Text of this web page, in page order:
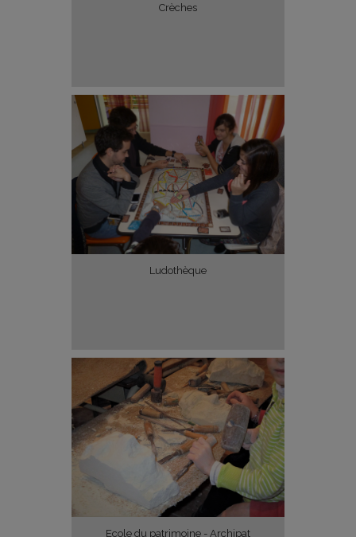
Crèches
Ludothèque
Ecole du patrimoine - Archipat